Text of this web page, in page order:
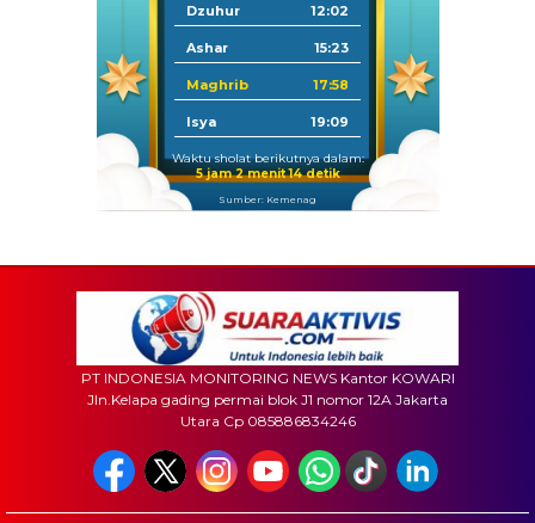
Dzuhur 12:02
Ashar 15:23
Maghrib 17:58
Isya 19:09
Waktu sholat berikutnya dalam:
5 jam 2 menit 12 detik
Sumber: Kemenag
PT INDONESIA MONITORING NEWS Kantor KOWARI
Jln.Kelapa gading permai blok J1 nomor 12A Jakarta
Utara Cp 085886834246